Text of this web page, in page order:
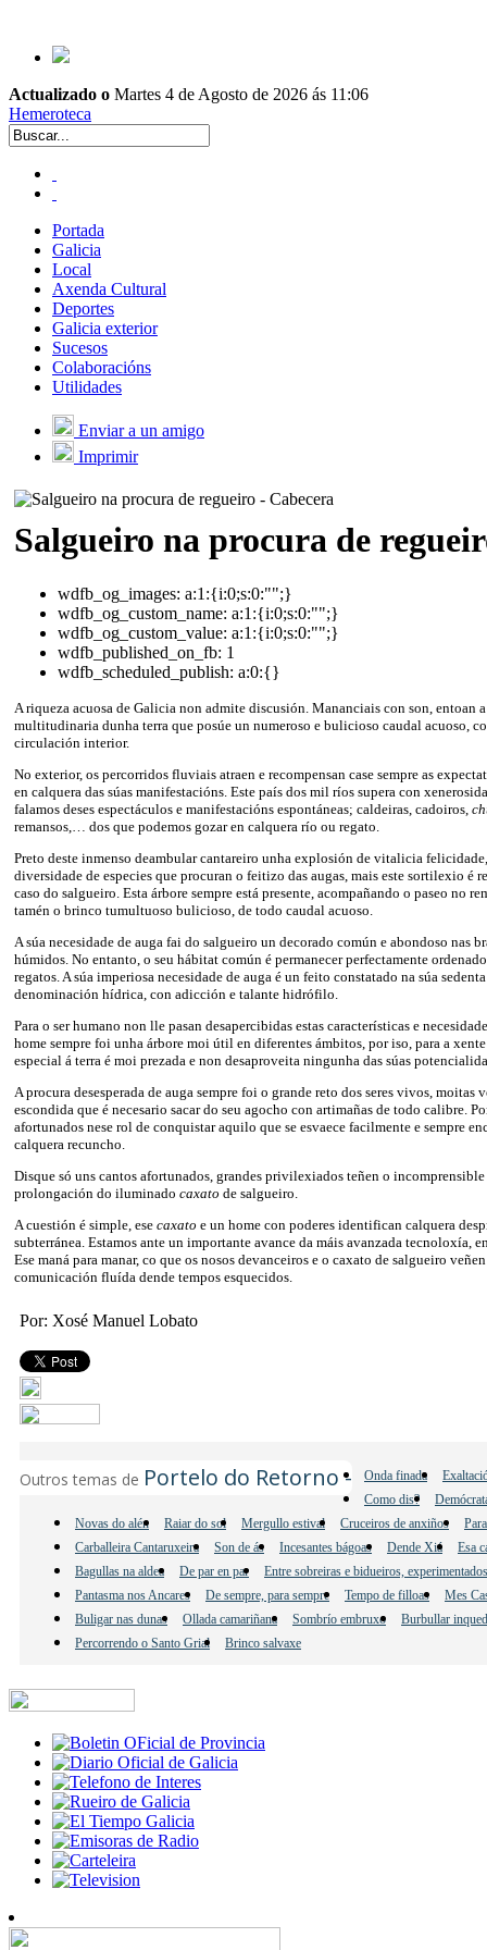
Actualizado o Martes 4 de Agosto de 2026 ás 11:06
Hemeroteca
Portada
Galicia
Local
Axenda Cultural
Deportes
Galicia exterior
Sucesos
Colaboracións
Utilidades
Enviar a un amigo
Imprimir
Salgueiro na procura de
wdfb_og_images: a:1:{i:0;s:0:"";}
wdfb_og_custom_name: a:1:{i:0;s:0:"";}
wdfb_og_custom_value: a:1:{i:0;s:0:"";}
wdfb_published_on_fb: 1
wdfb_scheduled_publish: a:0:{}
A riqueza acuosa de Galicia non admite discusión. Mananciais con son, entoan
multitudinaria dunha terra que posúe un numeroso e bulicioso caudal acuoso,
circulación interior.
No exterior, os percorridos fluviais atraen e recompensan case sempre as
en calquera das súas manifestacións. Este país dos mil ríos supera con
falamos deses espectáculos e manifestacións espontáneas; caldeiras, cadoiros,
remansos,… dos que podemos gozar en calquera río ou regato.
Preto deste inmenso deambular cantareiro unha explosión de vitalicia
diversidade de especies que procuran o feitizo das augas, mais este sortilexio é
caso do salgueiro. Esta árbore sempre está presente, acompañando o paseo no
tamén o brinco tumultuoso bulicioso, de todo caudal acuoso.
A súa necesidade de auga fai do salgueiro un decorado común e abondoso nas
húmidos. No entanto, o seu hábitat común é permanecer perfectamente
regatos. A súa imperiosa necesidade de auga é un feito constatado na súa
denominación hídrica, con adicción e talante hidrófilo.
Para o ser humano non lle pasan desapercibidas estas características e
home sempre foi unha árbore moi útil en diferentes ámbitos, por iso, para a
especial á terra é moi prezada e non desaproveita ningunha das súas
A procura desesperada de auga sempre foi o grande reto dos seres vivos, moitas
escondida que é necesario sacar do seu agocho con artimañas de todo calibre.
afortunados nese rol de conquistar aquilo que se esvaece facilmente e sempre
calquera recuncho.
Disque só uns cantos afortunados, grandes privilexiados teñen o incomprensible
prolongación do iluminado caxato de salgueiro.
A cuestión é simple, ese caxato e un home con poderes identifican calquera
subterránea. Estamos ante un importante avance da máis avanzada tecnoloxía,
Ese maná para manar, co que os nosos devanceiros e o caxato de salgueiro
comunicación fluída dende tempos esquecidos.
Por: Xosé Manuel Lobato
Outros temas de Portelo do Retorno - Onda finada
Como dis?
Novas do alén
Raiar do sol Mergullo estival Cruceiros de anxiños
Carballeira Cantaruxeira
Son de ás Incesantes bágoas Dende Xiá
Esa
Bagullas na aldea
De par en par
Entre sobreiras e bidueiros,
Pantasma nos Ancares
De sempre, para sempre Tempo de filloas
Mes
Buligar nas dunas
Ollada camariñana Sombrío embruxo
Burbullar
Percorrendo o Santo Grial
Brinco salvaxe